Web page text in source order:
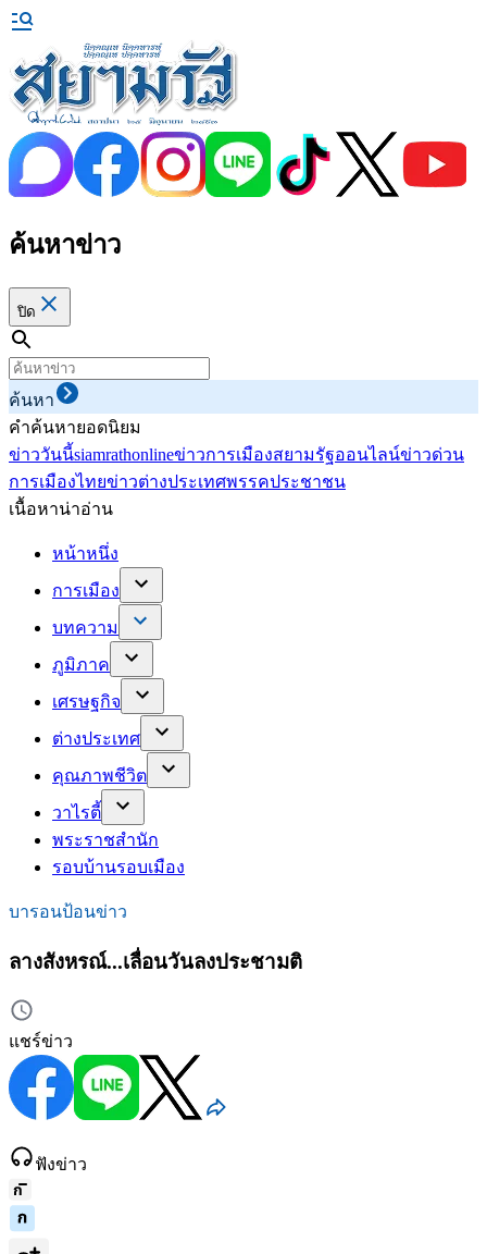
ค้นหาข่าว
ปิด
ค้นหา
คำค้นหายอดนิยม
ข่าววันนี้siamrathonlineข่าวการเมืองสยามรัฐออนไลน์ข่าวด่วน
การเมืองไทยข่าวต่างประเทศพรรคประชาชน
เนื้อหาน่าอ่าน
หน้าหนึ่ง
การเมือง
บทความ
ภูมิภาค
เศรษฐกิจ
ต่างประเทศ
คุณภาพชีวิต
วาไรตี้
พระราชสำนัก
รอบบ้านรอบเมือง
บารอนป้อนข่าว
ลางสังหรณ์...เลื่อนวันลงประชามติ
แชร์ข่าว
ฟังข่าว